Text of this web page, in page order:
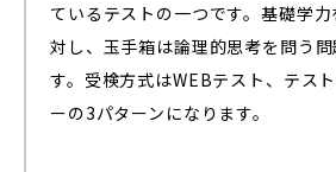
ているテストの一つです。基礎学
対し、玉手箱は論理的思考を問う問
す。受検方式はWEBテスト、テス
ーの3パターンになります。